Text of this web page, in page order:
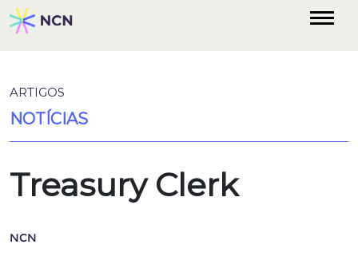
ARTIGOS
NOTÍCIAS
Treasury Clerk
NCN